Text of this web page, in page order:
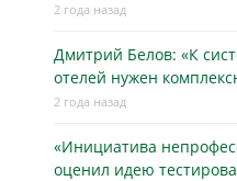
2 года назад
Дмитрий Белов: «К
отелей нужен
2 года назад
«Инициатива
оценил идею